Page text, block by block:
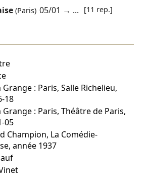
(Paris) 05/01 → ... [11 rep.]
Grange : Paris, Salle Richelieu,
18
Grange : Paris, Théâtre de Paris,
05
Champion, La Comédie-
année 1937